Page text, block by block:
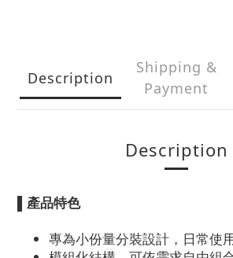
Description
Shipping &
Payment
Description
▌產品特色
專為小份量分裝設計，日常使